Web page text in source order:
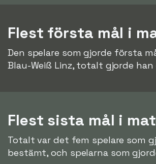
Flest första mål i
Den spelare som gjorde första
Blau-Weiß Linz, totalt gjorde
Flest sista mål i
Totalt var det fem spelare som
bestämt, och spelarna som